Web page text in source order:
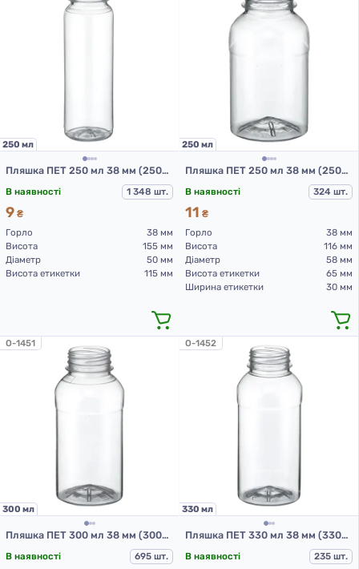
250 мл
Пляшка ПЕТ 250 мл 38 мм (250-циліндр-165пр)
В наявності 1 348 шт.
9 ₴
Горло
38 мм
Висота
155 мм
Діаметр
50 мм
Висота етикетки
115 мм
250 мл
Пляшка ПЕТ 250 мл 38 мм (250-квадрат-165пр)
В наявності 324 шт.
11 ₴
Горло
38 мм
Висота
116 мм
Діаметр
58 мм
Висота етикетки
65 мм
Ширина етикетки
30 мм
O-1451
300 мл
Пляшка ПЕТ 300 мл 38 мм (300-квадрат-180пр)
В наявності 695 шт.
O-1452
330 мл
Пляшка ПЕТ 330 мл 38 мм (330-квадрат-180пр)
В наявності 235 шт.